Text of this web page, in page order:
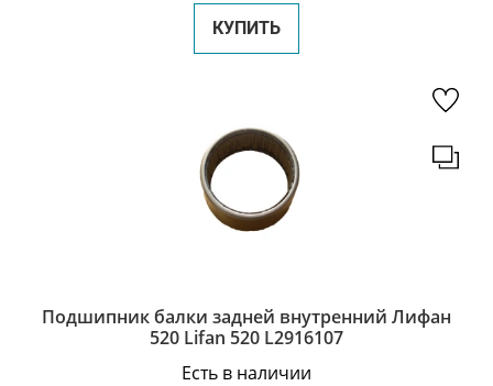
КУПИТЬ
Подшипник балки задней внутренний Лифан
520 Lifan 520 L2916107
Есть в наличии